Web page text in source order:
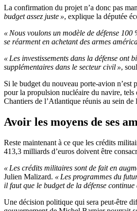
La confirmation du projet n’a donc pas
budget assez juste », explique la députée
« Nous voulons un modèle de défense
se réarment en achetant des armes
« Les investissements dans la défense ont
supplémentaires dans le secteur civil »,
Si le budget du nouveau porte-avion
pour la propulsion nucléaire du navire, tels
Chantiers de l’Atlantique réunis au sein
Avoir les moyens de ses
Reste maintenant à ce que les crédits
413,3 milliards d’euros doivent être
« Les crédits militaires sont de fait en
Julien Malizard. « Les programmes du
il faut que le budget de la défense
Une décision politique qui sera peut-être